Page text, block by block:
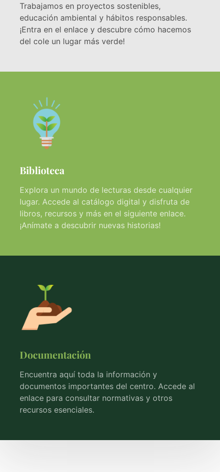
Trabajamos en proyectos sostenibles,
educación ambiental y hábitos responsables.
¡Entra en el enlace y descubre cómo hacemos
del cole un lugar más verde!
Biblioteca
Explora un mundo de lecturas desde cualquier
lugar. Accede al catálogo digital y disfruta de
libros, recursos y más en el siguiente enlace.
¡Anímate a descubrir nuevas historias!
Documentación
Encuentra aquí toda la información y
documentos importantes del centro. Accede al
enlace para consultar normativas y otros
recursos esenciales.